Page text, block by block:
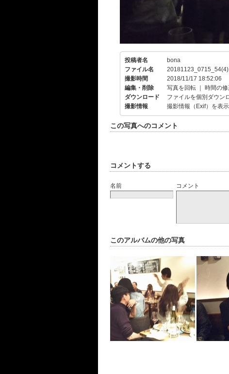
投稿者名
bona
ファイル名
撮影時間
2018/11/17 18:52:06
編集・削除
写真を回転 時間の修
ダウンロード
ファイルを個別ダウン
撮影情報
撮影情報（Exif）を表示
この写真へのコメント
コメントする
名前 コメント
このアルバムの他の写真